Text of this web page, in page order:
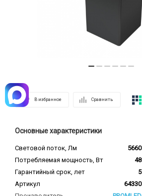
В избранное Сравнить
Основные характеристики
Световой поток, Лм
5660
Потребляемая мощность, Вт
48
Гарантийный срок, лет
5
Артикул
64330